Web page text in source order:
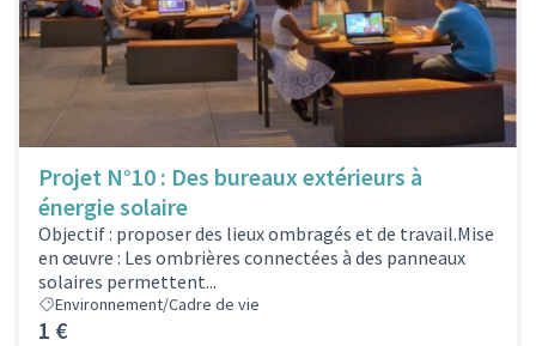
Projet N°10 : Des bureaux extérieurs à
énergie solaire
Objectif : proposer des lieux ombragés et de travail.Mise
en œuvre : Les ombrières connectées à des panneaux
solaires permettent...
Environnement/Cadre de vie
1 €